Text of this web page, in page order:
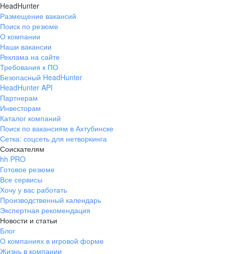
образование. Молодежь сегодня
задаёт тренды и меняет рынок
труда, и горжусь тем, что являюсь
HeadHunter
Размещение вакансий
Поиск по резюме
О компании
Наши вакансии
Реклама на сайте
Требования к ПО
Безопасный HeadHunter
HeadHunter API
Партнерам
Инвесторам
Каталог компаний
Поиск по вакансиям в Ахтубинске
Сетка: соцсеть для нетворкинга
Соискателям
hh PRO
Готовое резюме
Все сервисы
Хочу у вас работать
Производственный календарь
Экспертная рекомендация
Новости и статьи
Блог
О компаниях в игровой форме
Жизнь в компании